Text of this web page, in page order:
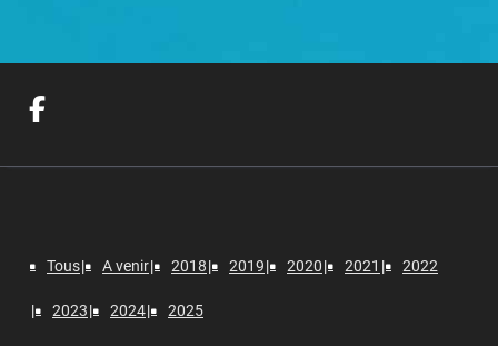
Tous A venir 2018 2019 2020 2021 2022
2023 2024 2025